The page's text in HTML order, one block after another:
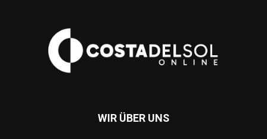
WIR ÜBER UNS